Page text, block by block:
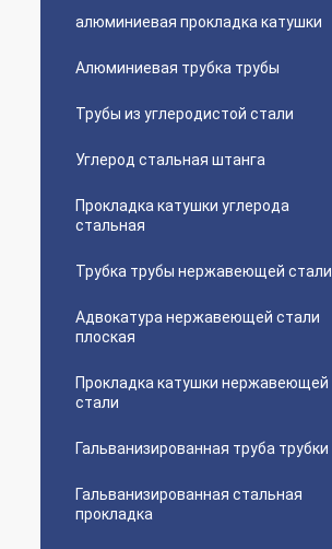
алюминиевая прокладка катушки
Алюминиевая трубка трубы
Трубы из углеродистой стали
Углерод стальная штанга
Прокладка катушки углерода
стальная
Трубка трубы нержавеющей стали
Адвокатура нержавеющей стали
плоская
Прокладка катушки нержавеющей
стали
Гальванизированная труба трубки
Гальванизированная стальная
прокладка